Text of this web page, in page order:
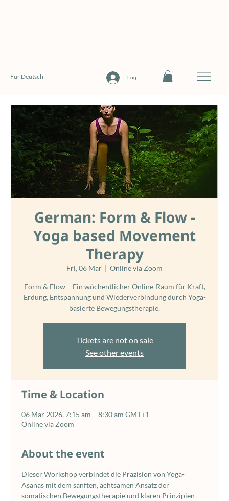
Log In
Für Deutsch
German: Form & Flow -
Yoga based Movement
Therapy
Fri, 06 Mar
  |
Online via Zoom
Form & Flow – Ein wöchentlicher Online-Raum für Kraft,
Erdung, Entspannung und Wiederverbindung durch Yoga-
basierte Bewegungstherapie.
Tickets are not on sale
See other events
Time & Location
06 Mar 2026, 7:15 am – 8:30 am GMT+1
Online via Zoom
About the event
Dieser Workshop verbindet die Präzision von Yoga-
Asanas mit dem sanften, achtsamen Ansatz der
somatischen Bewegungstherapie und klaren Prinzipien